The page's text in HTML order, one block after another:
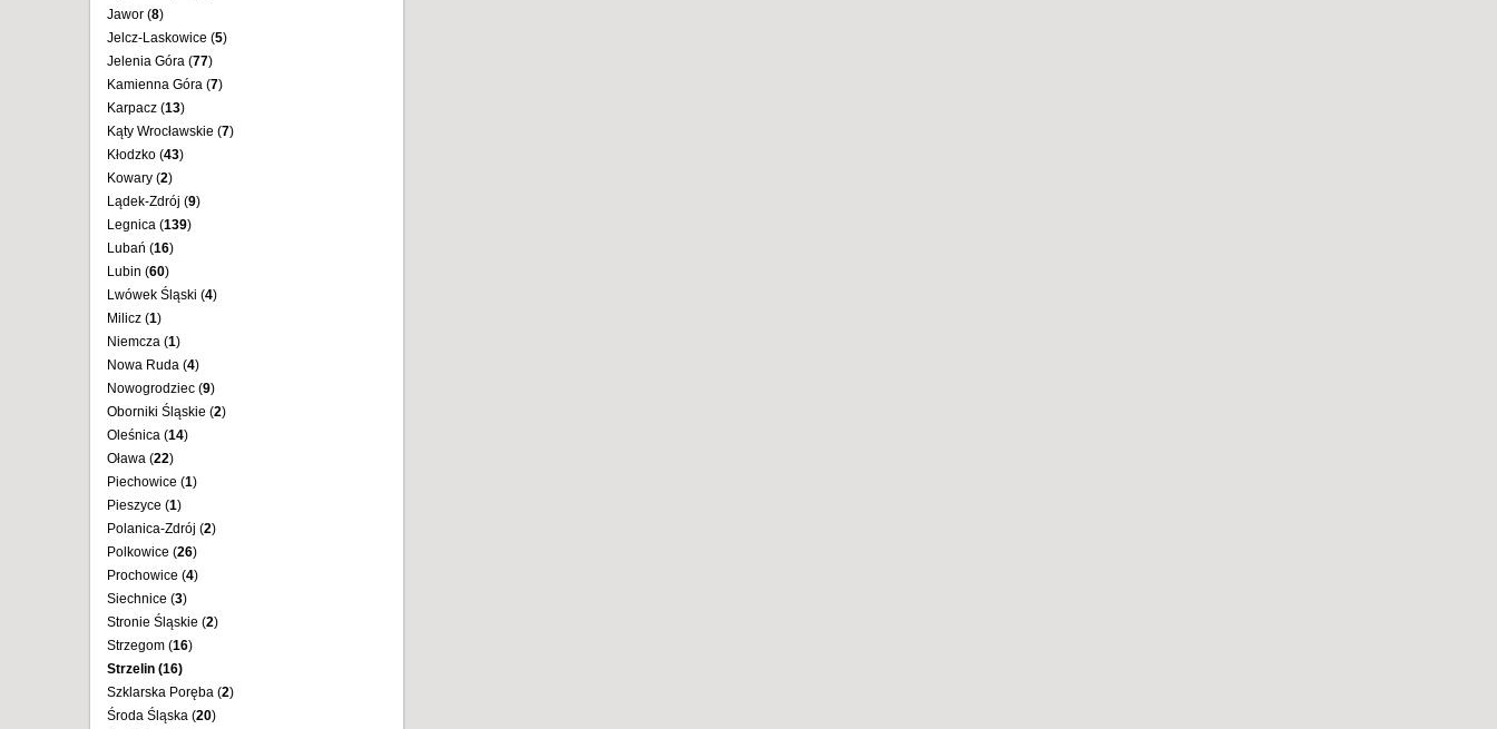
Jawor (8)
Jelcz-Laskowice (5)
Jelenia Góra (77)
Kamienna Góra (7)
Karpacz (13)
Kąty Wrocławskie (7)
Kłodzko (43)
Kowary (2)
Lądek-Zdrój (9)
Legnica (139)
Lubań (16)
Lubin (60)
Lwówek Śląski (4)
Milicz (1)
Niemcza (1)
Nowa Ruda (4)
Nowogrodziec (9)
Oborniki Śląskie (2)
Oleśnica (14)
Oława (22)
Piechowice (1)
Pieszyce (1)
Polanica-Zdrój (2)
Polkowice (26)
Prochowice (4)
Siechnice (3)
Stronie Śląskie (2)
Strzegom (16)
Strzelin (16)
Szklarska Poręba (2)
Środa Śląska (20)